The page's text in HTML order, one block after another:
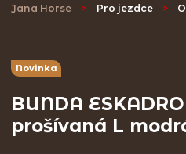
Jana Horse > Pro jezdce >
Novinka
BUNDA
prošívaná L